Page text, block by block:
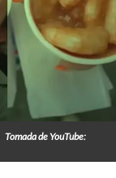
Tomada de YouTube: